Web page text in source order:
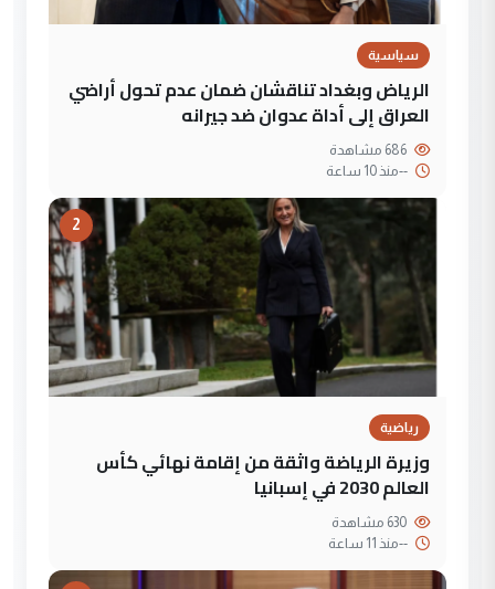
سياسية
الرياض وبغداد تناقشان ضمان عدم تحول أراضي
العراق إلى أداة عدوان ضد جيرانه
--منذ 10 ساعة
2
رياضية
وزيرة الرياضة واثقة من إقامة نهائي كأس
العالم 2030 في إسبانيا
--منذ 11 ساعة